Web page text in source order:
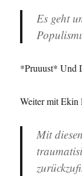
Es geht
*Pruuust* Und
Weiter mit Ekin
Mit